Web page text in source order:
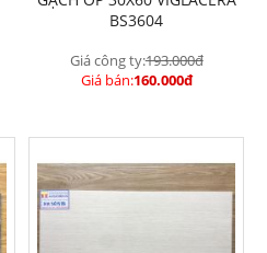
BS3604
Giá công ty:193.000đ
Giá bán:160.000đ